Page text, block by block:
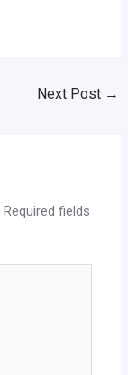
Next Post →
Required fields